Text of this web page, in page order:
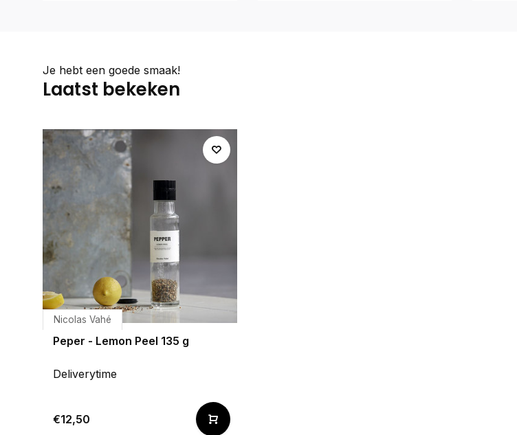
Je hebt een goede smaak!
Laatst bekeken
Nicolas Vahé
Peper - Lemon Peel 135 g
Deliverytime
€12,50